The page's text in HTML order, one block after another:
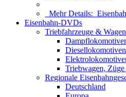
Mehr Details:
Eisenbahn-DVDs
Triebfahrzeuge & Wagen
Diesellokomotiven
Triebwagen,
Regionale
Deutschland